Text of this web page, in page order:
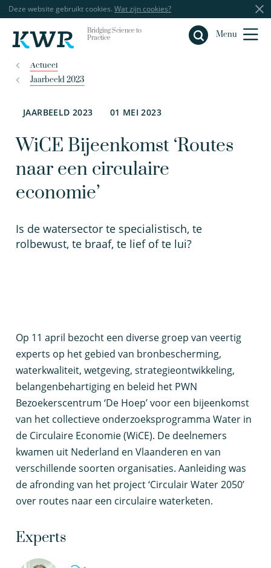
Deze website gebruikt cookies. Wat zijn cookies?
Bridging Science to
Practice
Menu
Sluiten
Actueel
Jaarbeeld 2023
JAARBEELD 2023 01 MEI 2023
WiCE Bijeenkomst ‘Routes
naar een circulaire
economie’
Is de watersector te specialistisch, te
rolbewust, te braaf, te lief of te lui?
Op 11 april bezocht een diverse groep van veertig
experts op het gebied van bronbescherming,
waterkwaliteit, wetgeving, strategieontwikkeling,
belangenbehartiging en beleid het PWN
Bezoekerscentrum ‘De Hoep’ voor een bijeenkomst
van het collectieve onderzoeksprogramma Water in
de Circulaire Economie (WiCE). De deelnemers
kwamen uit Nederland en Vlaanderen en van
verschillende soorten organisaties. Aanleiding was
de afronding van het project ‘Circulair Water 2050’
over routes naar een circulaire waterketen.
Experts